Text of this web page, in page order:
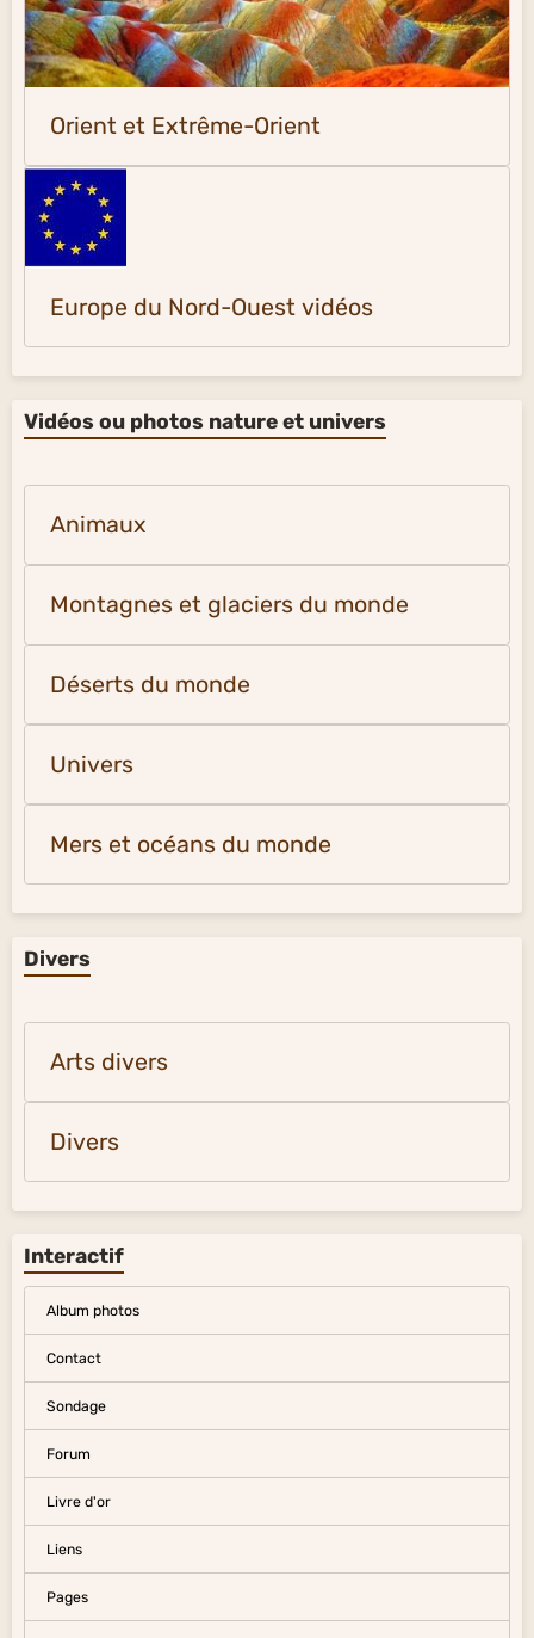
Orient et Extrême-Orient
Europe du Nord-Ouest vidéos
Vidéos ou photos nature et univers
Animaux
Montagnes et glaciers du monde
Déserts du monde
Univers
Mers et océans du monde
Divers
Arts divers
Divers
Interactif
Album photos
Contact
Sondage
Forum
Livre d'or
Liens
Pages